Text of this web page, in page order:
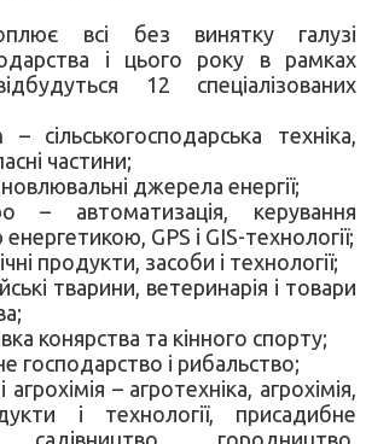
всі без винятку галузі
і цього року в рамках
12 спеціалізованих
сільськогосподарська техніка,
частини;
джерела енергії;
– автоматизація, керування
GPS і GIS-технології;
продукти, засоби і технології;
тварини, ветеринарія і товари
конярства та кінного спорту;
господарство і рибальство;
– агротехніка, агрохімія,
і технології, присадибне
садівництво, городництво,